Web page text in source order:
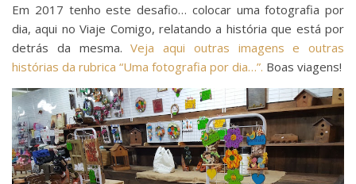
Em 2017 tenho este desafio… colocar uma fotografia por
dia, aqui no Viaje Comigo, relatando a história que está por
detrás da mesma.Veja aqui outras imagens e outras
histórias da rubrica “Uma fotografia por dia…”. Boas viagens!